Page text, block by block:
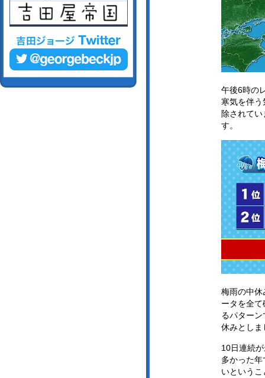
午後6時の
寒気を伴
除されてい
す。
梅雨の中
ータを全
るパター
休みとしま
10日連続
多かった
いという